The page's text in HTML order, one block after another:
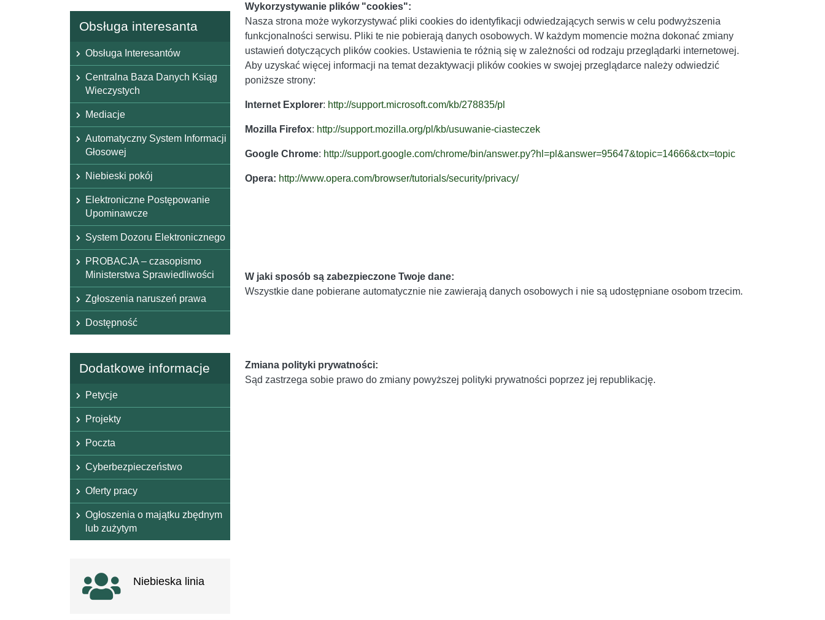
Wykorzystywanie plików "cookies":
Nasza strona może wykorzystywać pliki cookies do identyfikacji odwiedzających serwis w celu podwyższenia
funkcjonalności serwisu. Pliki te nie pobierają danych osobowych. W każdym momencie można dokonać zmiany
ustawień dotyczących plików cookies. Ustawienia te różnią się w zależności od rodzaju przeglądarki internetowej.
Aby uzyskać więcej informacji na temat dezaktywacji plików cookies w swojej przeglądarce należy odwiedzić
poniższe strony:
Internet Explorer: http://support.microsoft.com/kb/278835/pl
Mozilla Firefox: http://support.mozilla.org/pl/kb/usuwanie-ciasteczek
Google Chrome: http://support.google.com/chrome/bin/answer.py?hl=pl&answer=95647&topic=14666&ctx=topic
Opera: http://www.opera.com/browser/tutorials/security/privacy/
W jaki sposób są zabezpieczone Twoje dane:
Wszystkie dane pobierane automatycznie nie zawierają danych osobowych i nie są udostępniane osobom trzecim.
Zmiana polityki prywatności:
Sąd zastrzega sobie prawo do zmiany powyższej polityki prywatności poprzez jej republikację.
Obsługa interesanta
Obsługa Interesantów
Centralna Baza Danych Ksiąg
Wieczystych
Mediacje
Automatyczny System Informacji
Głosowej
Niebieski pokój
Elektroniczne Postępowanie
Upominawcze
System Dozoru Elektronicznego
PROBACJA – czasopismo
Ministerstwa Sprawiedliwości
Zgłoszenia naruszeń prawa
Dostępność
Dodatkowe informacje
Petycje
Projekty
Poczta
Cyberbezpieczeństwo
Oferty pracy
Ogłoszenia o majątku zbędnym
lub zużytym
Ważne linki
Niebieska linia